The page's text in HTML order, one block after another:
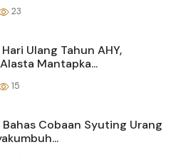
23
Ulang Tahun AHY,
Mantapka...
15
Cobaan Syuting Urang